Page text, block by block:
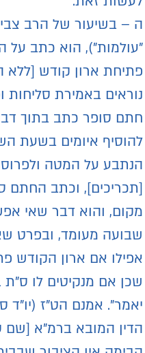
– בשיעור של הרב צבי
הוא כתב על
ארון קודש [ללא
באמירת סליחות
סופר כתב בתוך
איומים בשעת
על המטה ולפרוס
וכתב החתם
והוא דבר שאי
מעומד, ובפרט
אם ארון הקודש
אם מנקיטים לו ס"ת
אמנם הט"ז (יו"ד
המובא ברמ"א